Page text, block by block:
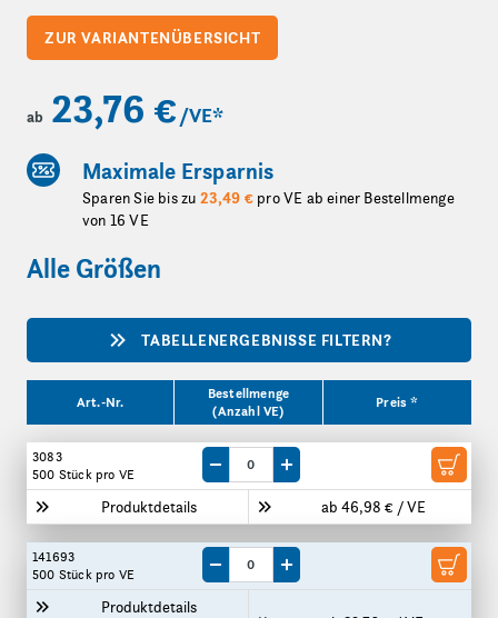
ZUR VARIANTENÜBERSICHT
ab 23,76 € /VE*
Maximale Ersparnis
Sparen Sie bis zu 23,49 € pro VE ab einer Bestellmenge
von 16 VE
Alle Größen
TABELLENERGEBNISSE FILTERN?
Art.-Nr.
Bestellmenge
(Anzahl VE)
Preis *
3083
500 Stückpro VE
Produktdetails ab 46,98 € / VE
Menge um eine VE reduzieren
Menge um eine VE erhöhen
141693
500 Stückpro VE
Produktdetails
Menge um eine VE reduzieren
Menge um eine VE erhöhen